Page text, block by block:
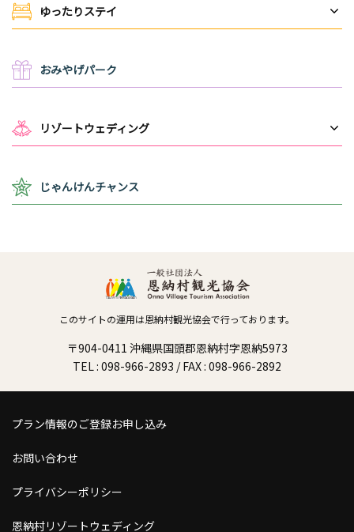
ゆったりステイ
おみやげパーク
リゾートウェディング
じゃんけんチャンス
このサイトの運用は恩納村観光協会で行っております。
〒904-0411 沖縄県国頭郡恩納村字恩納5973
TEL : 098-966-2893 / FAX : 098-966-2892
プラン情報のご登録お申し込み
お問い合わせ
プライバシーポリシー
恩納村リゾートウェディング